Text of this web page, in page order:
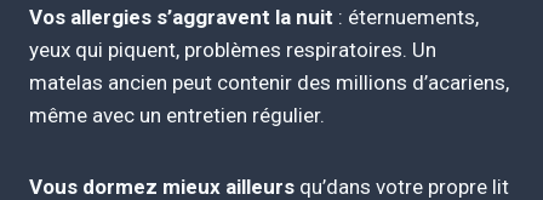
Vos allergies s’aggravent la nuit : éternuements,
yeux qui piquent, problèmes respiratoires. Un
matelas ancien peut contenir des millions d’acariens,
même avec un entretien régulier.
Vous dormez mieux ailleurs qu’dans votre propre lit